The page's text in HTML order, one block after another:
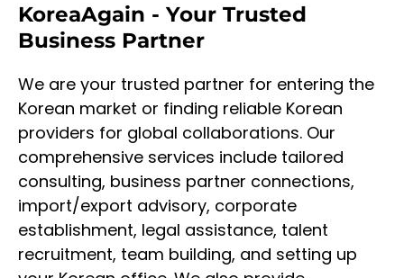
KoreaAgain - Your Trusted
Business Partner
We are your trusted partner for entering the
Korean market or finding reliable Korean
providers for global collaborations. Our
comprehensive services include tailored
consulting, business partner connections,
import/export advisory, corporate
establishment, legal assistance, talent
recruitment, team building, and setting up